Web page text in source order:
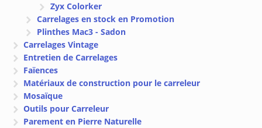
Zyx Colorker
Carrelages en stock en Promotion
Plinthes Mac3 - Sadon
Carrelages Vintage
Entretien de Carrelages
Faïences
Matériaux de construction pour le carreleur
Mosaïque
Outils pour Carreleur
Parement en Pierre Naturelle